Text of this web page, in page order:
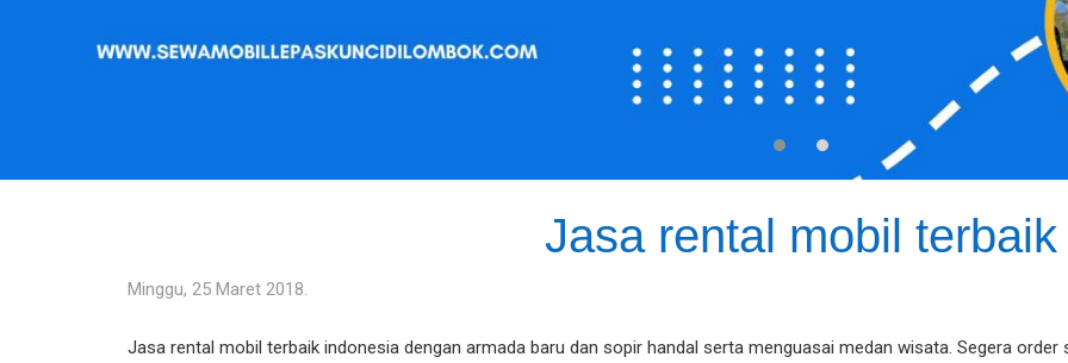
Jasa rental mobil terbaik
Minggu, 25 Maret 2018.
Jasa rental mobil terbaik indonesia dengan armada baru dan sopir handal serta menguasai medan wisata. Segera